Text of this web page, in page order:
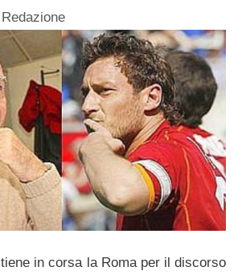
Redazione
tiene in corsa la Roma per il discorso